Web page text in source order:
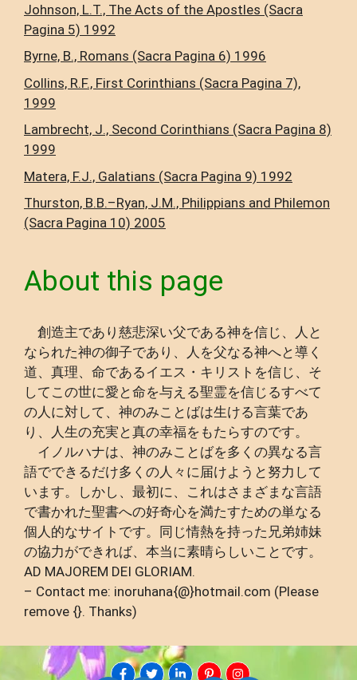
Johnson, L.T., The Acts of the Apostles (Sacra
Pagina 5) 1992
Byrne, B., Romans (Sacra Pagina 6) 1996
Collins, R.F., First Corinthians (Sacra Pagina 7),
1999
Lambrecht, J., Second Corinthians (Sacra Pagina 8)
1999
Matera, F.J., Galatians (Sacra Pagina 9) 1992
Thurston, B.B.–Ryan, J.M., Philippians and Philemon
(Sacra Pagina 10) 2005
About this page
創造主であり慈悲深い父である神を信じ、人と
なられた神の御子であり、人を父なる神へと導く
道、真理、命であるイエス・キリストを信じ、そ
してこの世に愛と命を与える聖霊を信じるすべて
の人に対して、神のみことばは生ける言葉であ
り、人生の充実と真の幸福をもたらすのです。
イノルハナは、神のみことばを多くの異なる言
語でできるだけ多くの人々に届けようと努力して
います。しかし、最初に、これはさまざまな言語
で書かれた聖書への好奇心を満たすための単なる
個人的なサイトです。同じ情熱を持った兄弟姉妹
の協力ができれば、本当に素晴らしいことです。
AD MAJOREM DEI GLORIAM.
– Contact me: inoruhana{@}hotmail.com (Please
remove {}. Thanks)